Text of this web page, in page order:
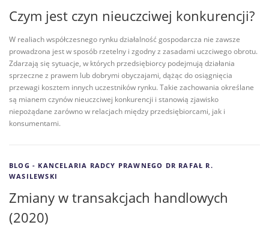
Czym jest czyn nieuczciwej konkurencji?
W realiach współczesnego rynku działalność gospodarcza nie zawsze
prowadzona jest w sposób rzetelny i zgodny z zasadami uczciwego obrotu.
Zdarzają się sytuacje, w których przedsiębiorcy podejmują działania
sprzeczne z prawem lub dobrymi obyczajami, dążąc do osiągnięcia
przewagi kosztem innych uczestników rynku. Takie zachowania określane
są mianem czynów nieuczciwej konkurencji i stanowią zjawisko
niepożądane zarówno w relacjach między przedsiębiorcami, jak i
konsumentami.
BLOG - KANCELARIA RADCY PRAWNEGO DR RAFAŁ R.
WASILEWSKI
Zmiany w transakcjach handlowych
(2020)